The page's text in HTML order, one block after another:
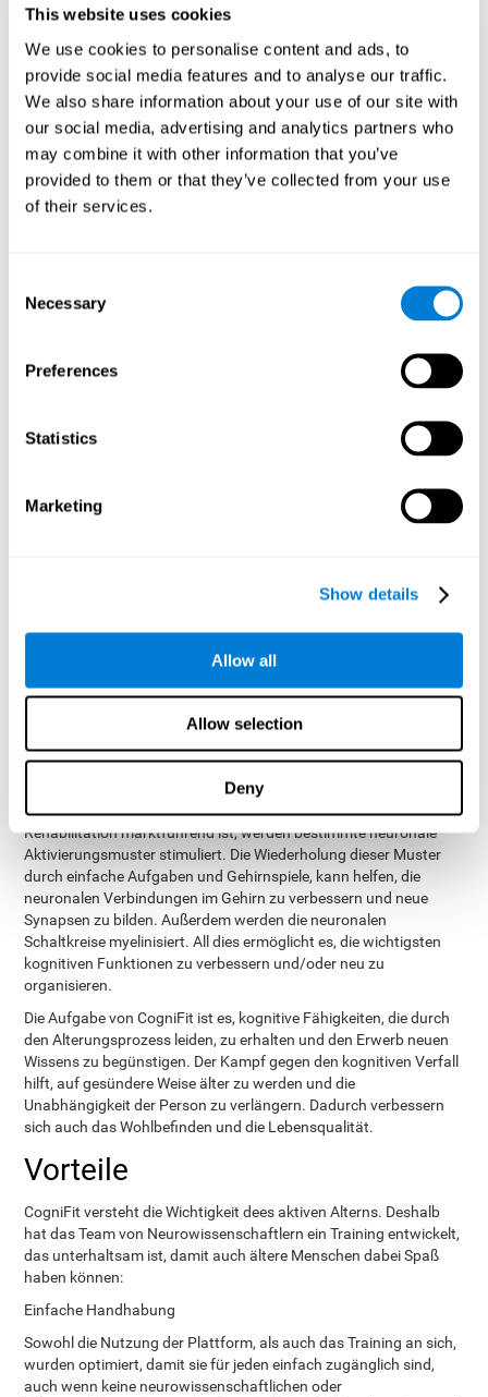
This website uses cookies
We use cookies to personalise content and ads, to
provide social media features and to analyse our traffic.
We also share information about your use of our site with
our social media, advertising and analytics partners who
may combine it with other information that you’ve
provided to them or that they’ve collected from your use
of their services.
Selection
Necessary
Preferences
Statistics
Marketing
Show details
Allow all
Allow selection
Deny
vorhanden ist. Doch mit dem Alter nehmen die Fähigkeiten
Training entwickelt, das folgende Ziele verfolgt:
Das aktive Altern gesunder Menschen begünstigen und ihre
kognitiven Fähigkeiten erhalten. Kognitive Aktivitäten
gehören zu den empfohlenen Maßnahmen, um die
Gehirngesundheit zu fördern. Am besten werden sie mit
adäquater physischer Bewegung, einer gesunden und
vielseitigen Ernährung, gesellschaftlichen Kontakten und
Menschen verhindern. Zwar ist der kognitive Verfall keine
Folge der Alterung, doch wenn weniger kognitive Aktivitäten
kognitiven Fähigkeiten bei älteren Menschen begünstigen.
Den kognitiven Zustand stärken, wenn erste Anzeichen für
sind. Neurodegenerative Krankheiten, wie Parkinson oder
Alzheimer, können nicht geheilt werden. Doch das richtige
ausgelösten kognitiven Verfall hinauszuzögern.
Erinnerungsfähigkeit und die Kapazität, eigene Pläne zu
ihre Unabhängigkeit und Lebensqualität zu verbessern.
Wie stärkt CogniFit die
kognitiven Funktionen älterer
Menschen?
Wenn ein älterer Mensch sein Gehirn mit diesem Programm
trainiert, das im Bereich der kognitiven Intervention und
Rehabilitation marktführend ist, werden bestimmte neuronale
Aktivierungsmuster stimuliert. Die Wiederholung dieser Muster
durch einfache Aufgaben und Gehirnspiele, kann helfen, die
neuronalen Verbindungen im Gehirn zu verbessern und neue
Synapsen zu bilden. Außerdem werden die neuronalen
Schaltkreise myelinisiert. All dies ermöglicht es, die wichtigsten
kognitiven Funktionen zu verbessern und/oder neu zu
organisieren.
Die Aufgabe von CogniFit ist es, kognitive Fähigkeiten, die durch
den Alterungsprozess leiden, zu erhalten und den Erwerb neuen
Wissens zu begünstigen. Der Kampf gegen den kognitiven Verfall
hilft, auf gesündere Weise älter zu werden und die
Unabhängigkeit der Person zu verlängern. Dadurch verbessern
sich auch das Wohlbefinden und die Lebensqualität.
Vorteile
CogniFit versteht die Wichtigkeit dees aktiven Alterns. Deshalb
hat das Team von Neurowissenschaftlern ein Training entwickelt,
das unterhaltsam ist, damit auch ältere Menschen dabei Spaß
haben können:
Einfache Handhabung
Sowohl die Nutzung der Plattform, als auch das Training an sich,
wurden optimiert, damit sie für jeden einfach zugänglich sind,
auch wenn keine neurowissenschaftlichen oder